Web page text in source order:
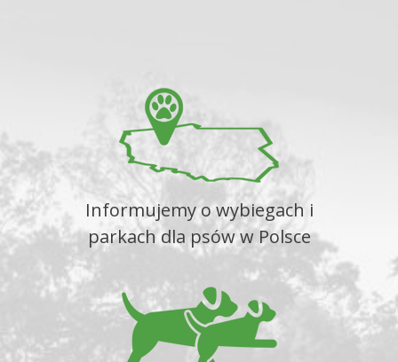
Informujemy o wybiegach i
parkach dla psów w Polsce